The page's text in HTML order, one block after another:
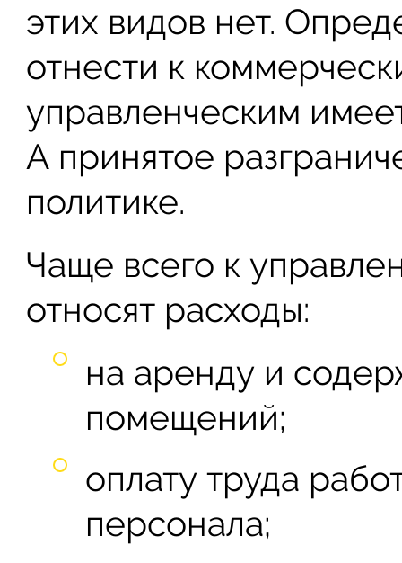
этих видов нет.
отнести к
управленческим
А принятое
политике.
Чаще всего к
относят расходы:
на аренду и
помещений;
оплату труда
персонала;